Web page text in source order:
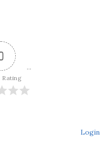
Rating
Login